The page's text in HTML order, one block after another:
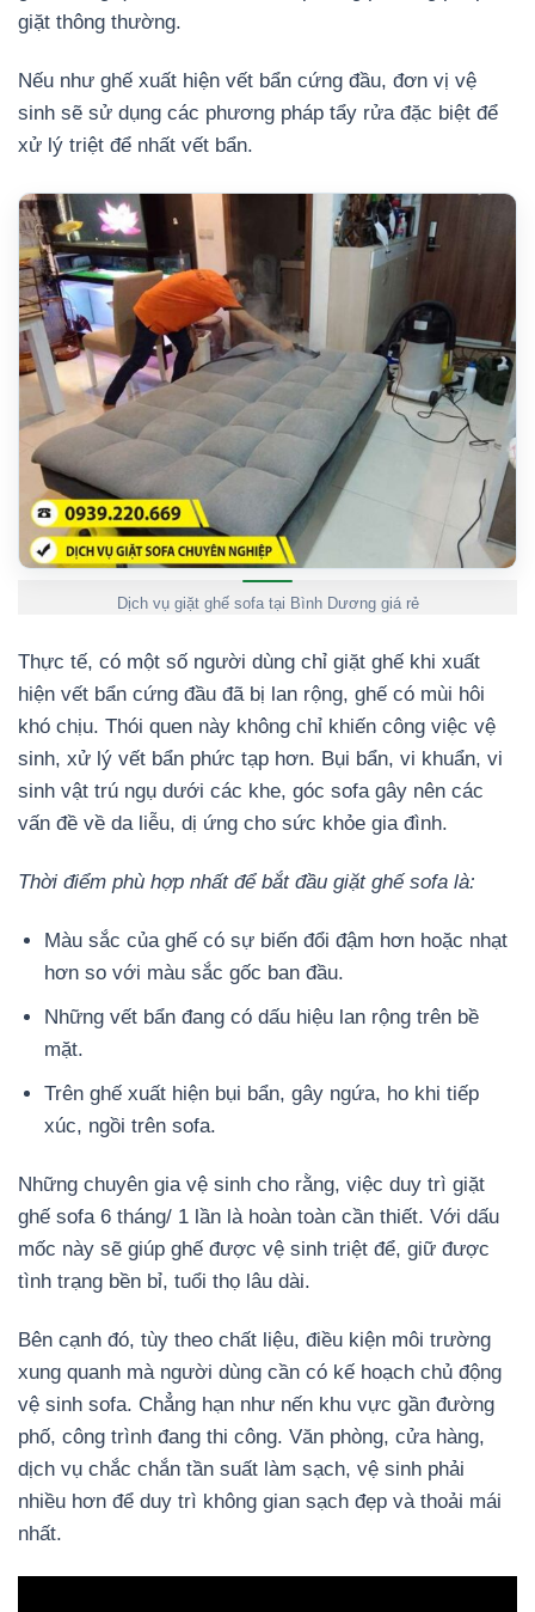
giặt thông thường.
Nếu như ghế xuất hiện vết bẩn cứng đầu, đơn vị vệ
sinh sẽ sử dụng các phương pháp tẩy rửa đặc biệt để
xử lý triệt để nhất vết bẩn.
Dịch vụ giặt ghế sofa tại Bình Dương giá rẻ
Thực tế, có một số người dùng chỉ giặt ghế khi xuất
hiện vết bẩn cứng đầu đã bị lan rộng, ghế có mùi hôi
khó chịu. Thói quen này không chỉ khiến công việc vệ
sinh, xử lý vết bẩn phức tạp hơn. Bụi bẩn, vi khuẩn, vi
sinh vật trú ngụ dưới các khe, góc sofa gây nên các
vấn đề về da liễu, dị ứng cho sức khỏe gia đình.
Thời điểm phù hợp nhất để bắt đầu giặt ghế sofa là:
Màu sắc của ghế có sự biến đổi đậm hơn hoặc nhạt
hơn so với màu sắc gốc ban đầu.
Những vết bẩn đang có dấu hiệu lan rộng trên bề
mặt.
Trên ghế xuất hiện bụi bẩn, gây ngứa, ho khi tiếp
xúc, ngồi trên sofa.
Những chuyên gia vệ sinh cho rằng, việc duy trì giặt
ghế sofa 6 tháng/ 1 lần là hoàn toàn cần thiết. Với dấu
mốc này sẽ giúp ghế được vệ sinh triệt để, giữ được
tình trạng bền bỉ, tuổi thọ lâu dài.
Bên cạnh đó, tùy theo chất liệu, điều kiện môi trường
xung quanh mà người dùng cần có kế hoạch chủ động
vệ sinh sofa. Chẳng hạn như nến khu vực gần đường
phố, công trình đang thi công. Văn phòng, cửa hàng,
dịch vụ chắc chắn tần suất làm sạch, vệ sinh phải
nhiều hơn để duy trì không gian sạch đẹp và thoải mái
nhất.